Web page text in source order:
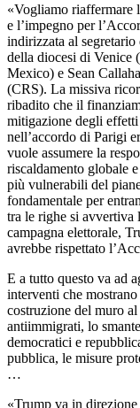
«Vogliamo riaffermare
e l’impegno per
indirizzata al
della diocesi di Venice
Mexico) e Sean
(CRS). La missiva
ribadito che il
mitigazione degli
nell’accordo di Parigi
vuole assumere la
riscaldamento globale
più vulnerabili del
fondamentale per
tra le righe si avvertiva
campagna elettorale,
avrebbe rispettato
E a tutto questo va ad
interventi che
costruzione del muro
antiimmigrati, lo
democratici e
pubblica, le misure
…
«Trump va in